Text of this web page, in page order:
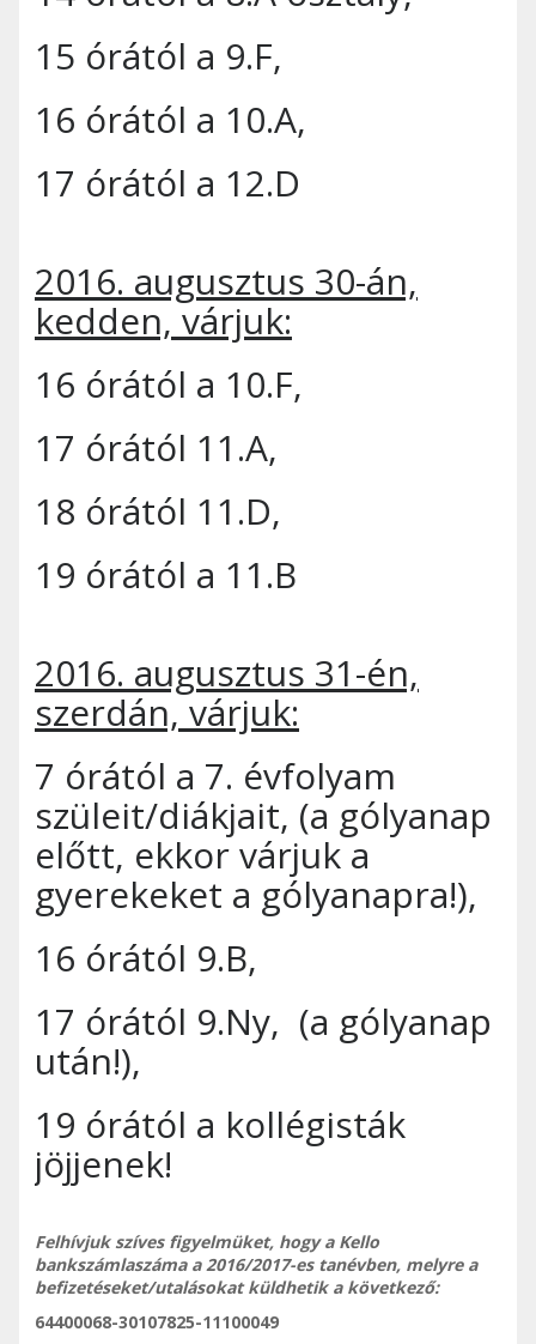
15 órától a 9.F,
16 órától a 10.A,
17 órától a 12.D
2016. augusztus 30-án,
kedden, várjuk:
16 órától a 10.F,
17 órától 11.A,
18 órától 11.D,
19 órától a 11.B
2016. augusztus 31-én,
szerdán, várjuk:
7 órától a 7. évfolyam
szüleit/diákjait, (a gólyanap
előtt, ekkor várjuk a
gyerekeket a gólyanapra!),
16 órától 9.B,
17 órától 9.Ny, (a gólyanap
után!),
19 órától a kollégisták
jöjjenek!
Felhívjuk szíves figyelmüket, hogy a Kello
bankszámlaszáma a 2016/2017-es tanévben, melyre a
befizetéseket/utalásokat küldhetik a következő:
64400068-30107825-11100049